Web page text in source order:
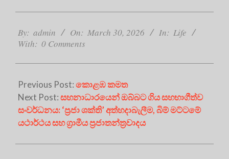
03-
30
By: admin On: March 30, 2026 In: Life
With: 0 Comments
Previous Post:කොළඹ කමත
Next Post:සහනාධාරයෙන් ඔබ්බට ගිය සහභාගීත්ව
සංවර්ධනය: ‘ප්‍රජා ශක්ති’ අත්හදාබැලීම, බිම් මට්ටමේ
යථාර්ථය සහ ග්‍රාමීය ප්‍රජාතන්ත්‍රවාදය